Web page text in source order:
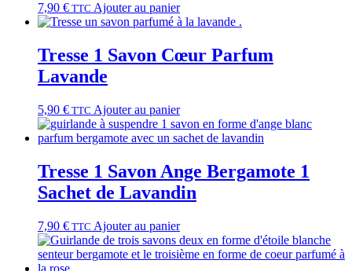
7,90 € TTC Ajouter au panier
Tresse 1 Savon Cœur Parfum
Lavande
5,90 € TTC Ajouter au panier
Tresse 1 Savon Ange Bergamote 1
Sachet de Lavandin
7,90 € TTC Ajouter au panier